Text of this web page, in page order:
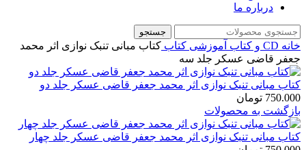
درباره ما
جستجو
خانه CD و کتاب آموزشی کتاب کتاب مبانی تنبک نوازی اثر محمد
جعفر قاضی عسکر جلد سه
کتاب مبانی تنبک نوازی اثر محمد جعفر قاضی عسکر جلد دو
750.000 تومان
بازگشت به محصولات
کتاب مبانی تنبک نوازی اثر محمد جعفر قاضی عسکر جلد چهار